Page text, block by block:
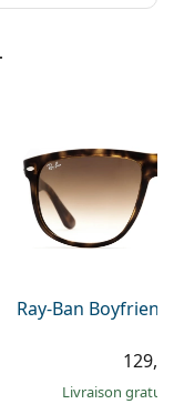
Ray-Ban
Livraison